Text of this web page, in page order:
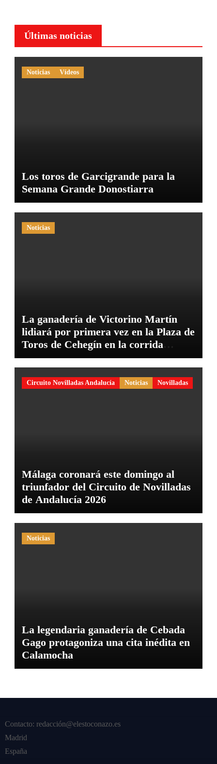
Últimas noticias
Noticias Vídeos
Los toros de Garcigrande para la
Semana Grande Donostiarra
Noticias
La ganadería de Victorino Martín
lidiará por primera vez en la Plaza de
Toros de Cehegín en la corrida
conmemorativa de su 125 aniversario
Circuito Novilladas Andalucía Noticias Novilladas
Málaga coronará este domingo al
triunfador del Circuito de Novilladas
de Andalucía 2026
Noticias
La legendaria ganadería de Cebada
Gago protagoniza una cita inédita en
Calamocha
Contacto: redacción@elestoconazo.es
Madrid
España